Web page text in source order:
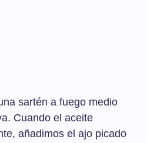
sartén a fuego medio
Cuando el aceite
añadimos el ajo picado